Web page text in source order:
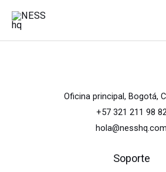
contenido
Oficina principal, Bogotá,
+57 321 211 98
hola@nesshq.com
Soporte